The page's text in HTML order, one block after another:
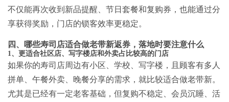
不仅能再次收到新品提醒、节日套餐和复购券，也能通过分
享获得奖励，门店的锁客效率更稳定。
四、哪些寿司店适合做老带新返券，落地时要注意什么
1、更适合社区店、写字楼店和外卖占比较高的门店
如果你的寿司店周边有小区、学校、写字楼，且顾客有多人
拼单、午餐外卖、晚餐分享的需求，就比较适合做老带新。
尤其是已经有一定老客基础，但复购不稳定、会员沉睡、活